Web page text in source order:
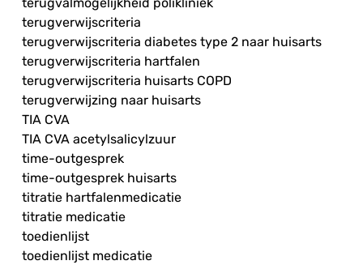
terugverwijscriteria
terugverwijscriteria diabetes type 2 naar huisarts
terugverwijscriteria hartfalen
terugverwijscriteria huisarts COPD
terugverwijzing naar huisarts
TIA CVA
TIA CVA acetylsalicylzuur
time-outgesprek
time-outgesprek huisarts
titratie hartfalenmedicatie
titratie medicatie
toedienlijst
toedienlijst medicatie